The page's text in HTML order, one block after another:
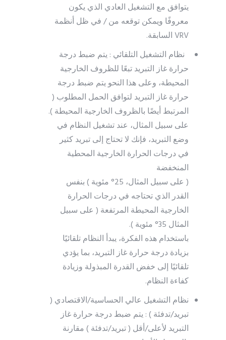
يتوافق مع التشغيل العادي الذي يكون
معروفًا ويمكن توقعه من / في ظل أنظمة
VRV السابقة.
نظام التشغيل التلقائي : يتم ضبط درجة
حرارة غاز التبريد تبعًا للظروف الخارجية
المحيطة، وعلى هذا النحو يتم ضبط درجة
حرارة غاز التبريد لتوافق الحمل المطلوب (
المرتبط أيضًا بالظروف الخارجية المحيطة ).
على سبيل المثال، عند تشغيل النظام في
وضع التبريد، فإنك لا تحتاج إلى تبريد كثير
في درجات الحرارة الخارجية المحطية
المنخفضة
( على سبيل المثال، 25° مئوية ) بنفس
القدر الذي تحتاجه في درجات الحرارة
الخارجية المحيطة المرتفعة ( على سبيل
المثال 35° مئوية ).
باستخدام هذه الفكرة، يبدأ النظام تلقائيًا
بزيادة درجة حرارة غاز التبريد، بما يؤدي
تلقائيًا إلى خفض القدرة المبذولة وزيادة
كفاءة النظام.
نظام التشغيل عالي الحساسية/الاقتصادي (
تبريد/تدفئة ) : يتم ضبط درجة حرارة غاز
التبريد لأعلى/أقل ( تبريد/تدفئة ) مقارنة